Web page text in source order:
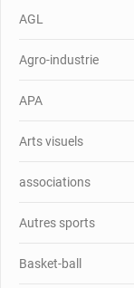
AGL
Agro-industrie
APA
Arts visuels
associations
Autres sports
Basket-ball